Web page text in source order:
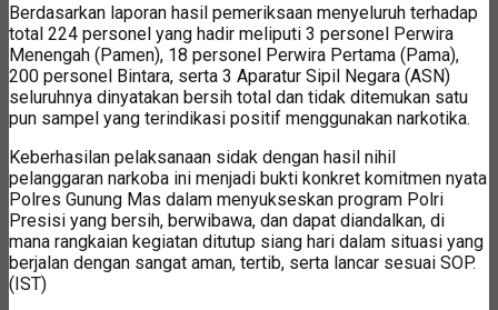
Berdasarkan laporan hasil pemeriksaan menyeluruh terhadap
total 224 personel yang hadir meliputi 3 personel Perwira
Menengah (Pamen), 18 personel Perwira Pertama (Pama),
200 personel Bintara, serta 3 Aparatur Sipil Negara (ASN)
seluruhnya dinyatakan bersih total dan tidak ditemukan satu
pun sampel yang terindikasi positif menggunakan narkotika.
Keberhasilan pelaksanaan sidak dengan hasil nihil
pelanggaran narkoba ini menjadi bukti konkret komitmen nyata
Polres Gunung Mas dalam menyukseskan program Polri
Presisi yang bersih, berwibawa, dan dapat diandalkan, di
mana rangkaian kegiatan ditutup siang hari dalam situasi yang
berjalan dengan sangat aman, tertib, serta lancar sesuai SOP.
(IST)